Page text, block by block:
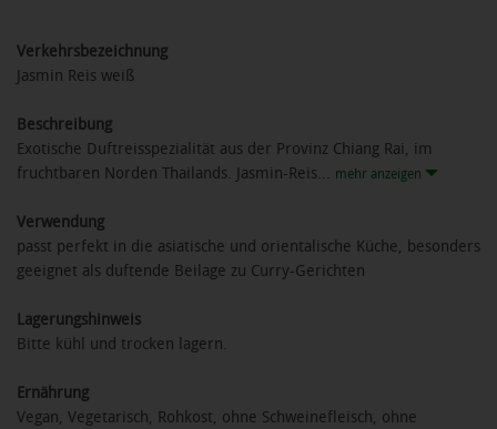
Verkehrsbezeichnung
Jasmin Reis weiß
Beschreibung
Exotische Duftreisspezialität aus der Provinz Chiang Rai, im
fruchtbaren Norden Thailands. Jasmin-Reis... mehr anzeigen
Verwendung
passt perfekt in die asiatische und orientalische Küche, besonders
geeignet als duftende Beilage zu Curry-Gerichten
Lagerungshinweis
Bitte kühl und trocken lagern.
Ernährung
Vegan, Vegetarisch, Rohkost, ohne Schweinefleisch, ohne